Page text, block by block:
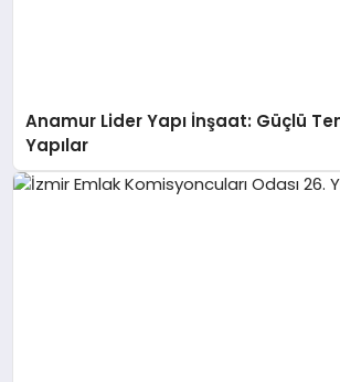
Anamur Lider Yapı İnşaat: Güçlü
Yapılar